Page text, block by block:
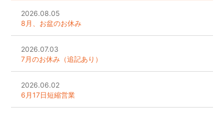
2026.08.05
8月、お盆のお休み
2026.07.03
7月のお休み（追記あり）
2026.06.02
6月17日短縮営業